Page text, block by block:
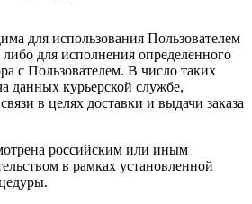
для использования Пользователем
либо для исполнения определенного
с Пользователем. В число таких
данных курьерской службе,
в целях доставки и выдачи заказа
российским или иным
в рамках установленной